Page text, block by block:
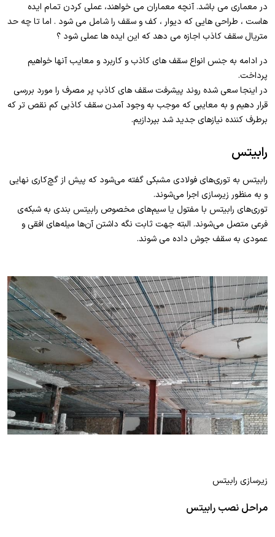
در معماری می باشد. آنچه معماران می خواهند، عملی کردن تمام ایده
هاست ، طراحی هایی که دیوار ، کف و سقف را شامل می شود . اما تا چه حد
متریال سقف کاذب اجازه می دهد که این ایده ها عملی شود ؟
در ادامه به جنس انواع سقف های کاذب و کاربرد و معایب آنها خواهیم
پرداخت.
در اینجا سعی شده روند پیشرفت سقف های کاذب پر مصرف را مورد بررسی
قرار دهیم و به معایبی که موجب به وجود آمدن سقف کاذبی کم نقص تر که
برطرف کننده نیازهای جدید شد بپردازیم.
رابیتس
رابیتس به توری‌های فولادی مشبکی گفته می‌شود که پیش از گچ‌کاری نهایی
و به منظور زیرسازی اجرا می‌شوند.
توری‌های رابیتس با مفتول یا سیم‌های مخصوص رابیتس ‌بندی به شبکه‌ی
فرعی متصل می‌شوند. البته جهت ثابت نگه داشتن آن‌ها میله‌های افقی و
عمودی به سقف جوش داده می شوند.
زیرسازی رابیتس
مراحل نصب رابیتس